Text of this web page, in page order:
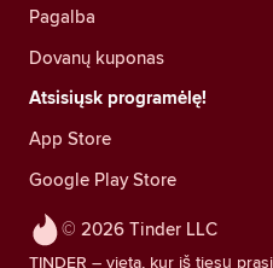
© 2026 Tinder LLC
TINDER – vieta, kur iš tiesų
Pagalba
Dovanų kuponas
Atsisiųsk programėlę!
App Store
Google Play Store